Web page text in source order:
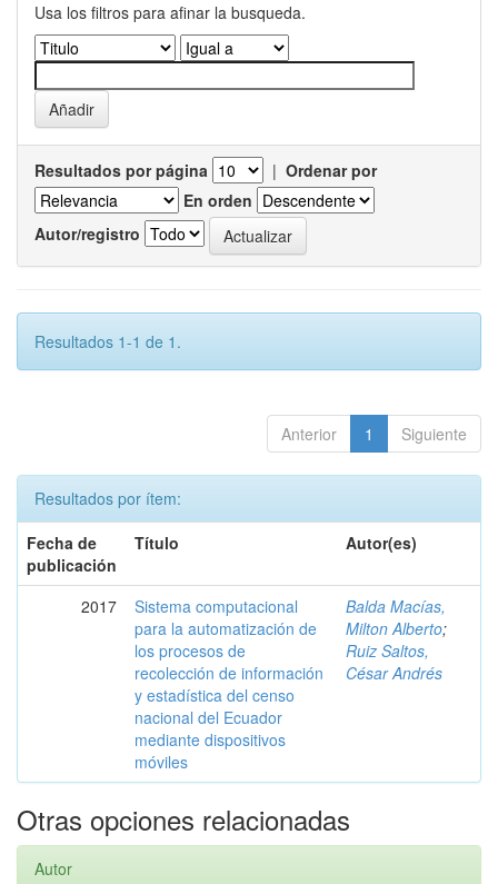
Usa los filtros para afinar la busqueda.
Resultados por página | Ordenar por
En orden
Autor/registro
Resultados 1-1 de 1.
Anterior 1 Siguiente
Resultados por ítem:
Fecha de
publicación
Título Autor(es)
2017
Sistema computacional
para la automatización de
los procesos de
recolección de información
y estadística del censo
nacional del Ecuador
mediante dispositivos
móviles
Balda Macías,
Milton Alberto;
Ruiz Saltos,
César Andrés
Otras opciones relacionadas
Autor